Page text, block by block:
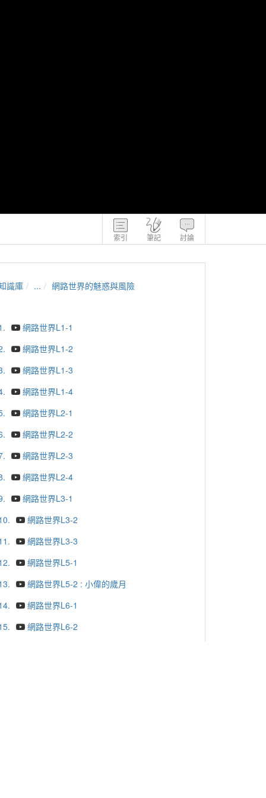
索引 筆記 討論
識庫 ... 網路世界的魅惑與風險
網路世界L1-1
網路世界L1-2
網路世界L1-3
網路世界L1-4
網路世界L2-1
網路世界L2-2
網路世界L2-3
網路世界L2-4
網路世界L3-1
網路世界L3-2
網路世界L3-3
網路世界L5-1
網路世界L5-2 : 小偉的歲月
網路世界L6-1
網路世界L6-2